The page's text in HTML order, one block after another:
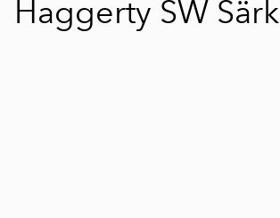
Haggerty SW Särk